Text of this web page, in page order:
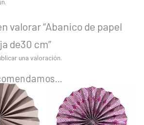
valorar “Abanico de papel
de30 cm”
una valoración.